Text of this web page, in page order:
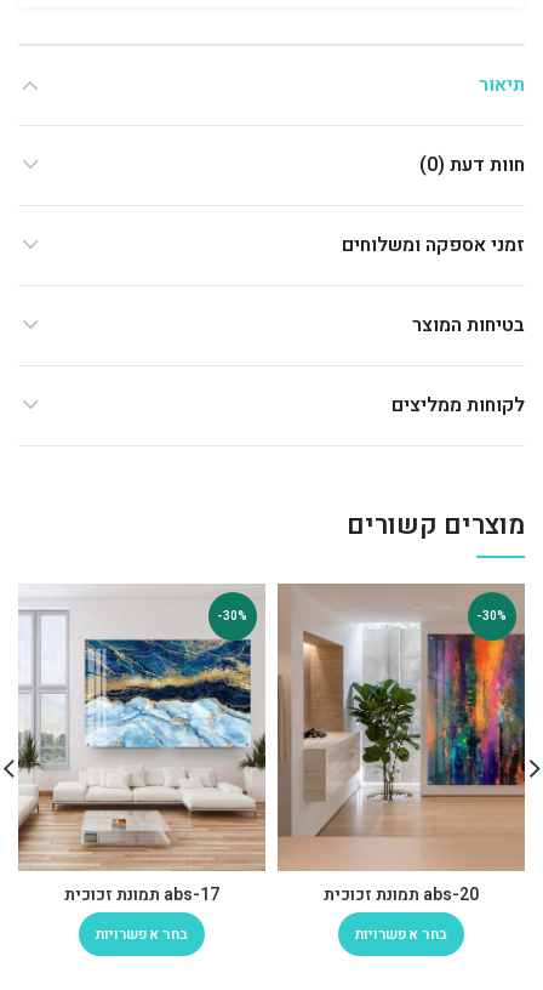
תיאור
חוות דעת (0)
זמני אספקה ומשלוחים
בטיחות המוצר
לקוחות ממליצים
מוצרים קשורים
-30%
abs-20 תמונת זכוכית
בחר אפשרויות
-30%
abs-17 תמונת זכוכית
בחר אפשרויות